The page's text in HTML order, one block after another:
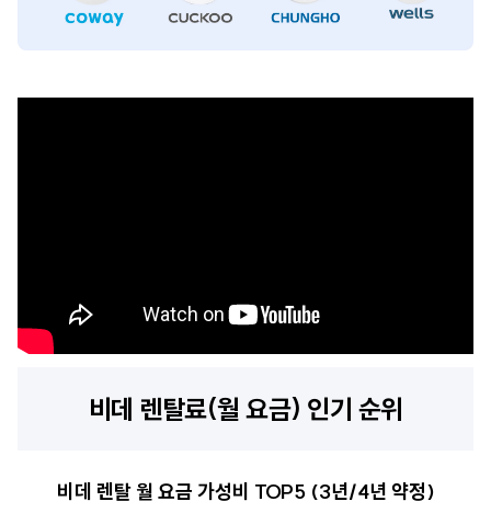
비데 렌탈료(월 요금) 인기 순위
비데 렌탈 월 요금 가성비 TOP5 (3년/4년 약정)